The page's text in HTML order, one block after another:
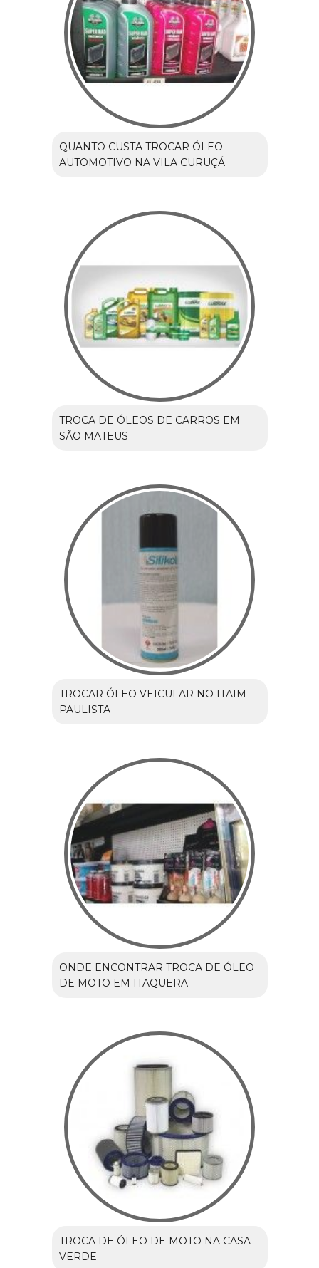
QUANTO CUSTA TROCAR ÓLEO
AUTOMOTIVO NA VILA CURUÇÁ
TROCA DE ÓLEOS DE CARROS EM
SÃO MATEUS
TROCAR ÓLEO VEICULAR NO ITAIM
PAULISTA
ONDE ENCONTRAR TROCA DE ÓLEO
DE MOTO EM ITAQUERA
TROCA DE ÓLEO DE MOTO NA CASA
VERDE